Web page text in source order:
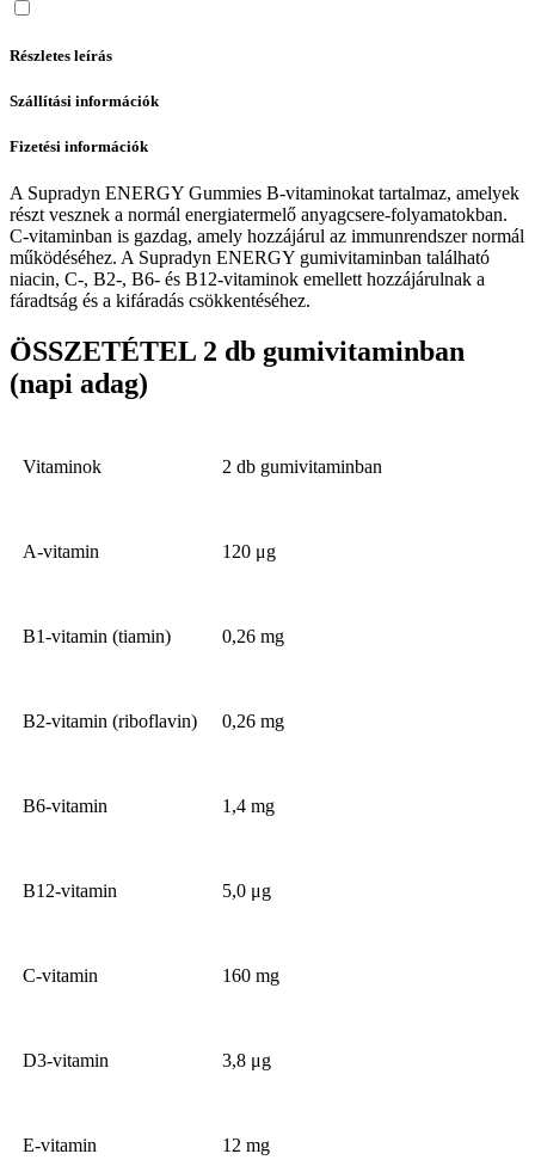
Részletes leírás
Szállítási információk
Fizetési információk
A Supradyn ENERGY Gummies B-vitaminokat tartalmaz, amelyek
részt vesznek a normál energiatermelő anyagcsere-folyamatokban.
C-vitaminban is gazdag, amely hozzájárul az immunrendszer normál
működéséhez. A Supradyn ENERGY gumivitaminban található
niacin, C-, B2-, B6- és B12-vitaminok emellett hozzájárulnak a
fáradtság és a kifáradás csökkentéséhez.
ÖSSZETÉTEL 2 db gumivitaminban
(napi adag)
Vitaminok 2 db gumivitaminban
A-vitamin 120 μg
B1-vitamin (tiamin) 0,26 mg
B2-vitamin (riboflavin) 0,26 mg
B6-vitamin 1,4 mg
B12-vitamin 5,0 μg
C-vitamin 160 mg
D3-vitamin 3,8 μg
E-vitamin 12 mg